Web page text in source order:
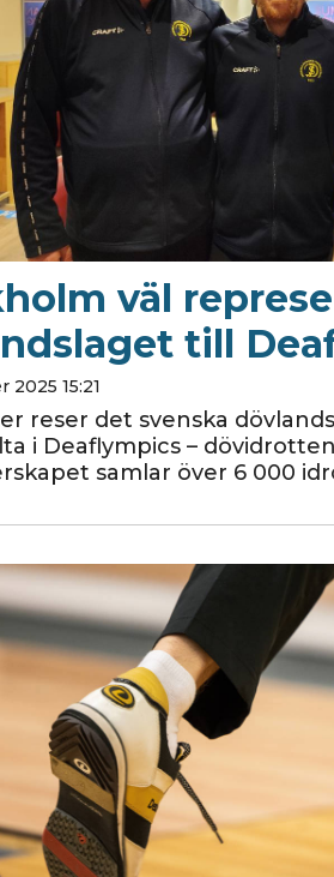
väl
till
2025 15:21
reser det svenska
i Deaflympics –
samlar över 6 000